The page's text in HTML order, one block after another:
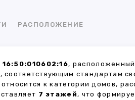
РАСПОЛОЖЕНИЕ
,
соответствующим стандартам
относится к категории домов,
7 этажей, что